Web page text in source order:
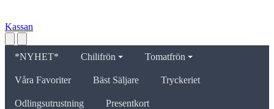
Kassan
*NYHET* Chilifrön Tomatfrön
Våra Favoriter Bäst Säljare Tryckeriet
Odlingsutrustning Presentkort